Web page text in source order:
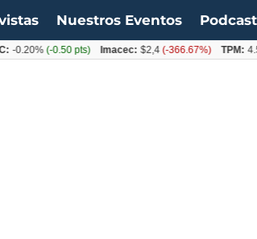
Nuestros Eventos Podcast
(-0.50 pts) Imacec: $2,4(-366.67%) TPM: 4.50%